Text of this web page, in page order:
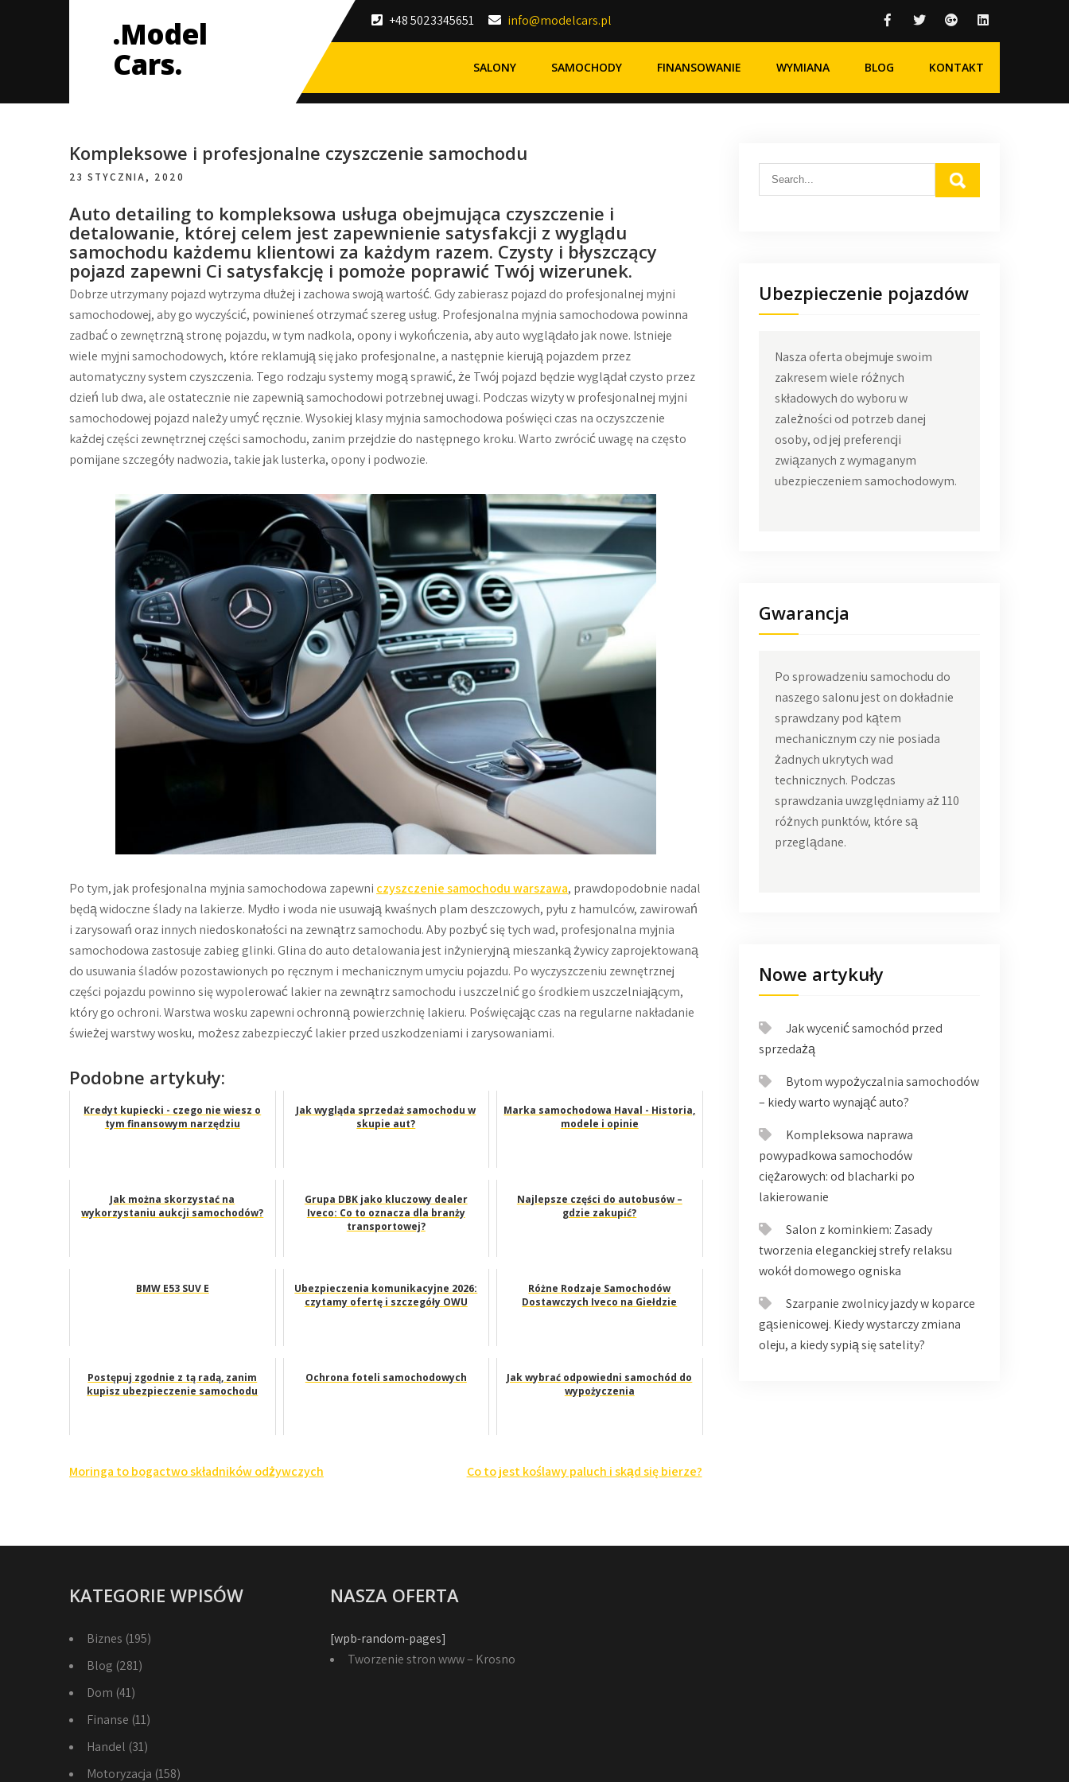
+48 5023345651 info@modelcars.pl
.Model
Cars.
SALONY SAMOCHODY FINANSOWANIE WYMIANA BLOG KONTAKT
Kompleksowe i profesjonalne czyszczenie samochodu
23 STYCZNIA, 2020
Auto detailing to kompleksowa usługa obejmująca czyszczenie i
detalowanie, której celem jest zapewnienie satysfakcji z wyglądu
samochodu każdemu klientowi za każdym razem. Czysty i błyszczący
pojazd zapewni Ci satysfakcję i pomoże poprawić Twój wizerunek.
Dobrze utrzymany pojazd wytrzyma dłużej i zachowa swoją wartość. Gdy zabierasz pojazd do profesjonalnej myjni
samochodowej, aby go wyczyścić, powinieneś otrzymać szereg usług. Profesjonalna myjnia samochodowa powinna
zadbać o zewnętrzną stronę pojazdu, w tym nadkola, opony i wykończenia, aby auto wyglądało jak nowe. Istnieje
wiele myjni samochodowych, które reklamują się jako profesjonalne, a następnie kierują pojazdem przez
automatyczny system czyszczenia. Tego rodzaju systemy mogą sprawić, że Twój pojazd będzie wyglądał czysto przez
dzień lub dwa, ale ostatecznie nie zapewnią samochodowi potrzebnej uwagi. Podczas wizyty w profesjonalnej myjni
samochodowej pojazd należy umyć ręcznie. Wysokiej klasy myjnia samochodowa poświęci czas na oczyszczenie
każdej części zewnętrznej części samochodu, zanim przejdzie do następnego kroku. Warto zwrócić uwagę na często
pomijane szczegóły nadwozia, takie jak lusterka, opony i podwozie.
Po tym, jak profesjonalna myjnia samochodowa zapewni czyszczenie samochodu warszawa, prawdopodobnie nadal
będą widoczne ślady na lakierze. Mydło i woda nie usuwają kwaśnych plam deszczowych, pyłu z hamulców, zawirowań
i zarysowań oraz innych niedoskonałości na zewnątrz samochodu. Aby pozbyć się tych wad, profesjonalna myjnia
samochodowa zastosuje zabieg glinki. Glina do auto detalowania jest inżynieryjną mieszanką żywicy zaprojektowaną
do usuwania śladów pozostawionych po ręcznym i mechanicznym umyciu pojazdu. Po wyczyszczeniu zewnętrznej
części pojazdu powinno się wypolerować lakier na zewnątrz samochodu i uszczelnić go środkiem uszczelniającym,
który go ochroni. Warstwa wosku zapewni ochronną powierzchnię lakieru. Poświęcając czas na regularne nakładanie
świeżej warstwy wosku, możesz zabezpieczyć lakier przed uszkodzeniami i zarysowaniami.
Podobne artykuły:
Kredyt kupiecki - czego nie wiesz o
tym finansowym narzędziu
Jak wygląda sprzedaż samochodu w
skupie aut?
Marka samochodowa Haval - Historia,
modele i opinie
Jak można skorzystać na
wykorzystaniu aukcji samochodów?
Grupa DBK jako kluczowy dealer
Iveco: Co to oznacza dla branży
transportowej?
Najlepsze części do autobusów –
gdzie zakupić?
BMW E53 SUV E
Ubezpieczenia komunikacyjne 2026:
czytamy ofertę i szczegóły OWU
Różne Rodzaje Samochodów
Dostawczych Iveco na Giełdzie
Postępuj zgodnie z tą radą, zanim
kupisz ubezpieczenie samochodu
Ochrona foteli samochodowych
Jak wybrać odpowiedni samochód do
wypożyczenia
Nawigacja
Moringa to bogactwo składników odżywczych Co to jest koślawy paluch i skąd się bierze?
Ubezpieczenie pojazdów
Nasza oferta obejmuje swoim
zakresem wiele różnych
składowych do wyboru w
zależności od potrzeb danej
osoby, od jej preferencji
związanych z wymaganym
ubezpieczeniem samochodowym.
Gwarancja
Po sprowadzeniu samochodu do
naszego salonu jest on dokładnie
sprawdzany pod kątem
mechanicznym czy nie posiada
żadnych ukrytych wad
technicznych. Podczas
sprawdzania uwzględniamy aż 110
różnych punktów, które są
przeglądane.
Nowe artykuły
Jak wycenić samochód przed
sprzedażą
Bytom wypożyczalnia samochodów
– kiedy warto wynająć auto?
Kompleksowa naprawa
powypadkowa samochodów
ciężarowych: od blacharki po
lakierowanie
Salon z kominkiem: Zasady
tworzenia eleganckiej strefy relaksu
wokół domowego ogniska
Szarpanie zwolnicy jazdy w koparce
gąsienicowej. Kiedy wystarczy zmiana
oleju, a kiedy sypią się satelity?
KATEGORIE WPISÓW
Biznes (195)
Blog (281)
Dom (41)
Finanse (11)
Handel (31)
Motoryzacja (158)
NASZA OFERTA
[wpb-random-pages]
Tworzenie stron www – Krosno